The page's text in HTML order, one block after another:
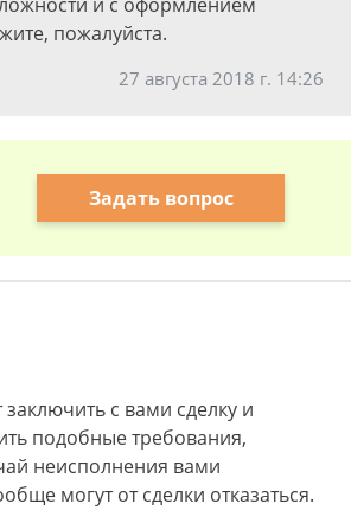
пожалуйста.
27 августа 2018 г. 14:26
Задать вопрос
с вами сделку и
подобные требования,
неисполнения вами
могут от сделки отказаться.